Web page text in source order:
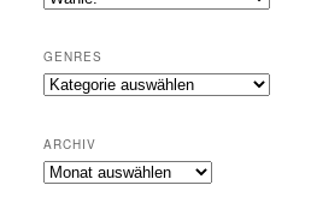
GENRES
Genres
ARCHIV
Archiv